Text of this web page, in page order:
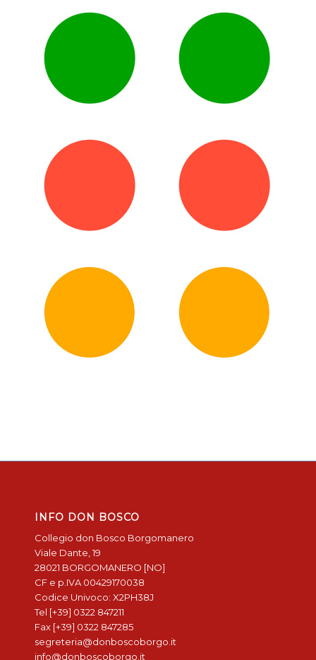
INFO DON BOSCO
Collegio don Bosco Borgomanero
Viale Dante, 19
28021 BORGOMANERO [NO]
CF e p.IVA 00429170038
Codice Univoco: X2PH38J
Tel [+39] 0322 847211
Fax [+39] 0322 847285
segreteria@donboscoborgo.it
info@donboscoborgo.it